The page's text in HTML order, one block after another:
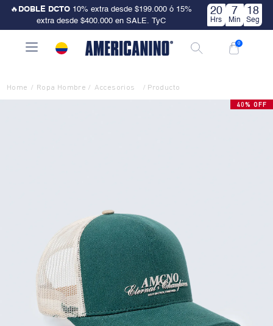
🔥 DOBLE DCTO 10% extra desde $199.000 ó 15%
extra desde $400.000 en SALE. TyC
20
Hrs
7
Min
18
Seg
0
Ropa Hombre Accesorios
40% OFF